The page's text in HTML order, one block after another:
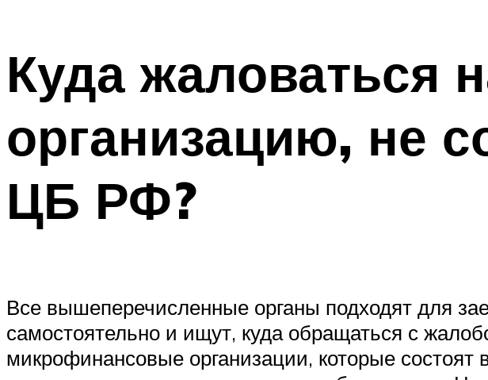
Куда жаловаться
организацию, не
ЦБ РФ?
Все вышеперечисленные органы подходят для
самостоятельно и ищут, куда обращаться с
микрофинансовые организации, которые